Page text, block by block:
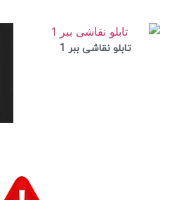
تابلو نقاشی ببر 1